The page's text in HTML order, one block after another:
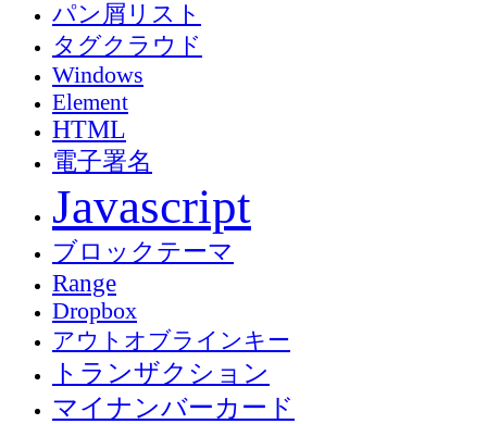
パン屑リスト
タグクラウド
Windows
Element
HTML
電子署名
Javascript
ブロックテーマ
Range
Dropbox
アウトオブラインキー
トランザクション
マイナンバーカード